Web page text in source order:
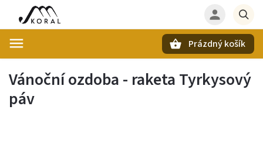
Prázdný košík
Vánoční ozdoba - raketa Tyrkysový
páv